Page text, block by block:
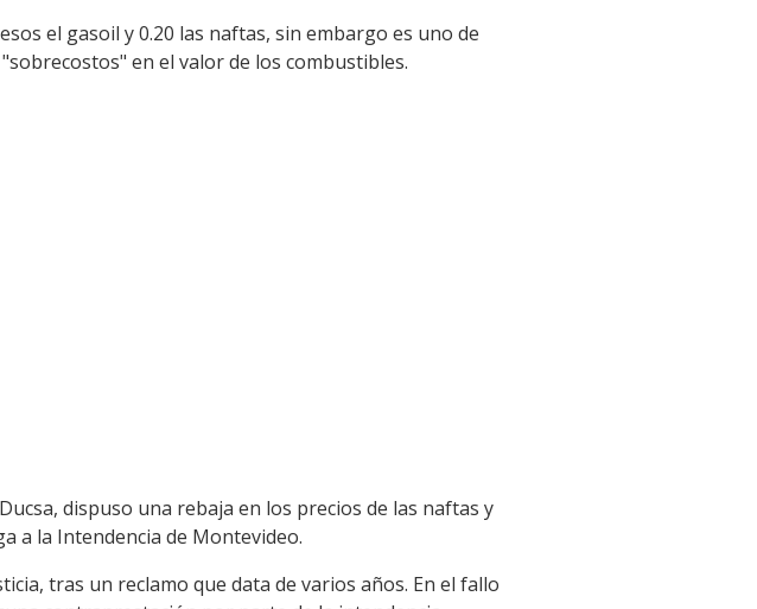
el gasoil y 0.20 las naftas, sin embargo es uno de
en el valor de los combustibles.
dispuso una rebaja en los precios de las naftas y
a la Intendencia de Montevideo.
tras un reclamo que data de varios años. En el fallo